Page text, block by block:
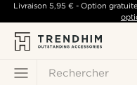
Rechercher
Livraison 5,95 €- Option